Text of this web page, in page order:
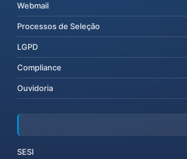
Webmail
Processos de Seleção
LGPD
Compliance
Ouvidoria
SESI